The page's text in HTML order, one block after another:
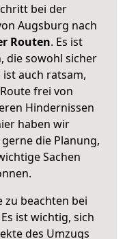
bei der
Augsburg nach
Routen. Es ist
die sowohl sicher
auch ratsam,
frei von
Hindernissen
haben wir
die Planung,
Sachen
zu beachten bei
ist wichtig, sich
des Umzugs